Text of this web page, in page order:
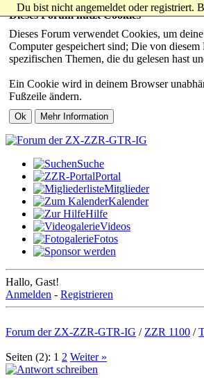
Du bist nicht angemeldet oder registriert.
Dieses Forum nutzt Cookies
Dieses Forum verwendet Cookies, um
Computer gespeichert sind; Die von
spezifischen Themen, die du gelesen hast
Ein Cookie wird in deinem Browser
Fußzeile ändern.
Suche
Portal
Mitglieder
Kalender
Hilfe
Videos
Fotos
Hallo, Gast!
Anmelden - Registrieren
Forum der ZX-ZZR-GTR-IG / ZZR 1100 /
Seiten (2): 1 2 Weiter »